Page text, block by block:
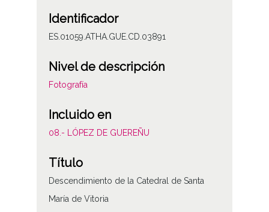
Identificador
ES.01059.ATHA.GUE.CD.03891
Nivel de descripción
Fotografía
Incluido en
08.- LÓPEZ DE GUEREÑU
Título
Descendimiento de la Catedral de Santa
María de Vitoria